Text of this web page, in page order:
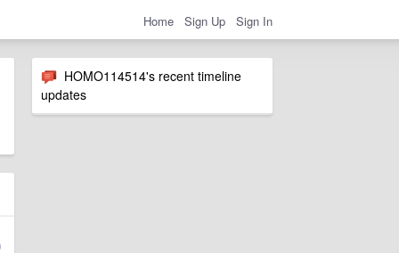
Home Sign Up Sign In
HOMO114514's recent timeline
updates